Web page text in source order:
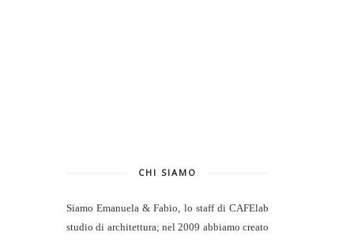
CHI SIAMO
Siamo Emanuela & Fabio, lo staff di CAFElab
studio di architettura; nel 2009 abbiamo creato